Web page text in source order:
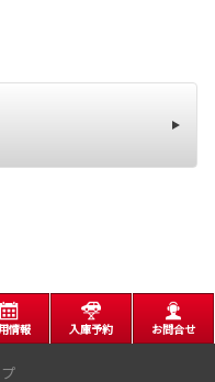
情報 入庫予約 お問合せ